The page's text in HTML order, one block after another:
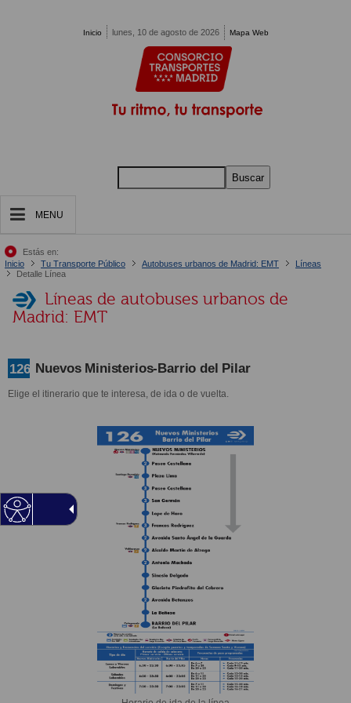
Inicio lunes, 10 de agosto de 2026 Mapa Web
Buscar
MENU
Estás en:
Inicio
Tu Transporte Público Autobuses urbanos de Madrid: EMT
Líneas
Detalle Línea
Líneas de autobuses urbanos de
Madrid: EMT
126 Nuevos Ministerios-Barrio del Pilar
Elige el itinerario que te interesa, de ida o de vuelta.